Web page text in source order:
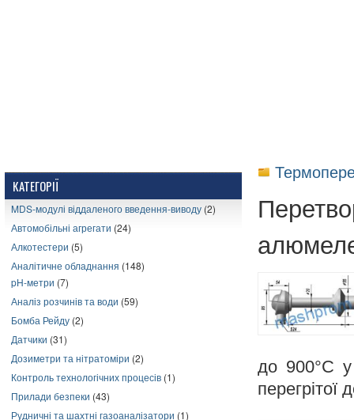
КАТЕГОРІЇ
MDS-модулі віддаленого введення-виводу (2)
Автомобільні агрегати (24)
Алкотестери (5)
Аналітичне обладнання (148)
pH-метри (7)
Аналіз розчинів та води (59)
Бомба Рейду (2)
Датчики (31)
Дозиметри та нітратоміри (2)
Контроль технологічних процесів (1)
Прилади безпеки (43)
Рудничні та шахтні газоаналізатори (1)
до 900°C